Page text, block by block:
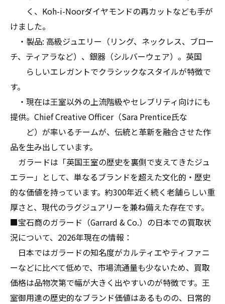
く、Koh-i-Noorダイヤモンドの再カットなども手が
けました。
・製品: 高級ジュエリー（リング、ネックレス、ブロー
チ、ティアラなど）、銀器（シルバーウェア）。英国
らしいエレガントでクラシックなスタイルが特徴で
す。
・現在は王室以外の上流階級やセレブリティ向けにも
提供。Chief Creative Officer（Sara Prentice氏な
ど）が率いるチームが、伝統と革新を融合させた作
品を生み出しています。
ガラードは「英国王室の歴史を裏側で支えてきたジュ
エラー」として、単なるブランドを超えた文化的・歴史
的な価値を持っています。約300年近く続く老舗らしい重
厚さと、現代のラグジュアリーを兼ね備えた存在です。
■宝石商のガラード（Garrard & Co.）の日本での買取状
況について、2026年現在の情報：
日本ではガラードの知名度がカルティエやティファニ
ーなどに比べて低めで、市場流通量も少ないため、買取
価格は品物次第で幅が大きく出やすいのが特徴です。王
室御用達の歴史的なブランド価値はあるものの、日常的